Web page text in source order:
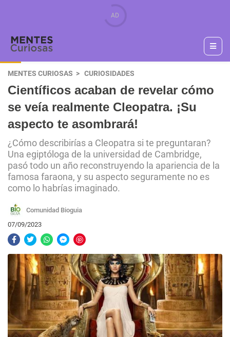
MENTES CURIOSAS CURIOSIDADES
Científicos acaban de revelar cómo
se veía realmente Cleopatra. ¡Su
aspecto te asombrará!
¿Cómo describirías a Cleopatra si te preguntaran?
Una egiptóloga de la universidad de Cambridge,
pasó todo un año reconstruyendo la apariencia de la
famosa faraona, y su aspecto seguramente no es
como lo habrías imaginado.
Comunidad Bioguia
07/09/2023